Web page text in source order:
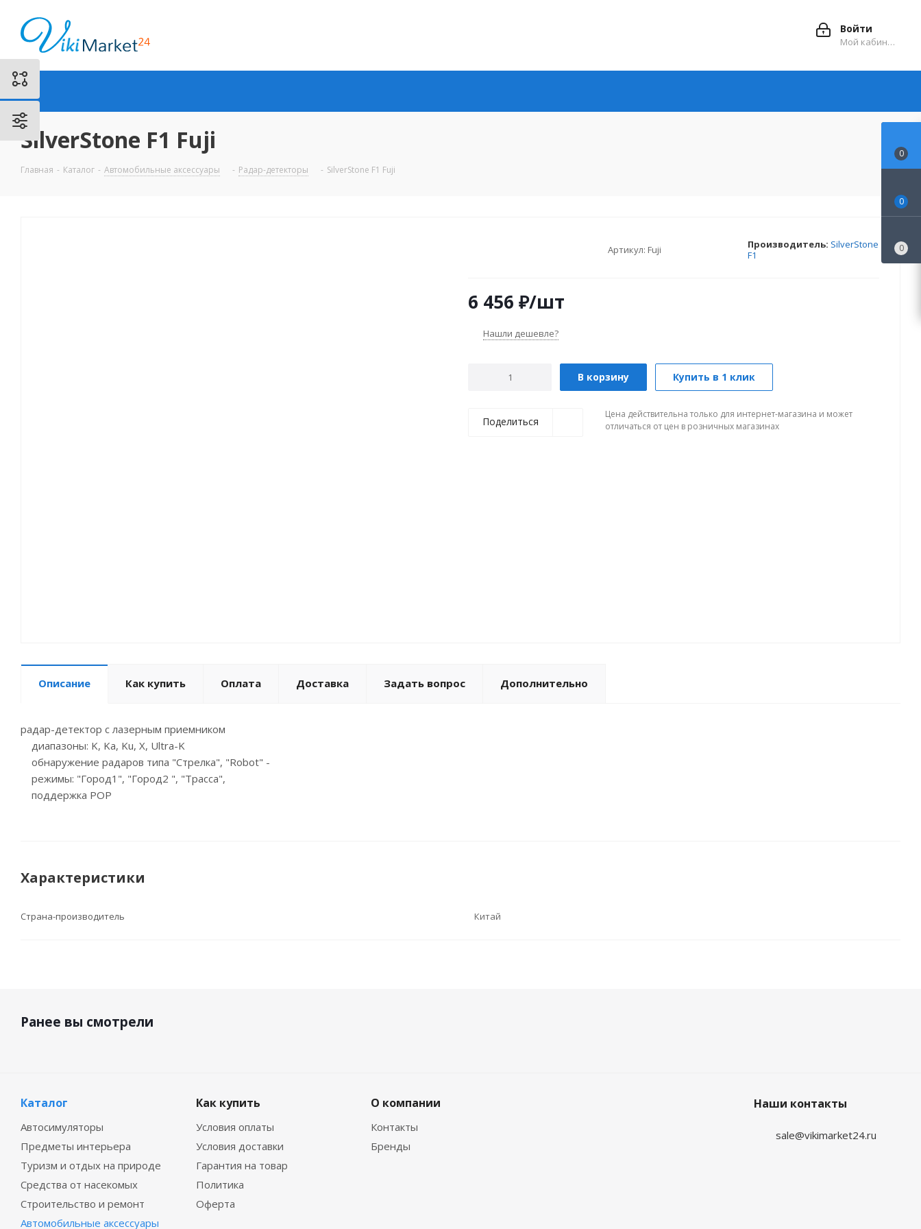
Войти
Мой кабинет
SilverStone F1 Fuji
Главная - Каталог - Автомобильные аксессуары - Радар-детекторы - SilverStone F1 Fuji
Артикул: Fuji Производитель: SilverStone
F1
6 456 ₽/шт
Нашли дешевле?
В корзину Купить в 1 клик
Поделиться
Цена действительна только для интернет-магазина и может
отличаться от цен в розничных магазинах
Описание Как купить Оплата Доставка Задать вопрос Дополнительно
радар-детектор с лазерным приемником
диапазоны: K, Ka, Ku, X, Ultra-K
обнаружение радаров типа "Стрелка", "Robot" -
режимы: "Город1", "Город2 ", "Трасса",
поддержка POP
Характеристики
Страна-производитель Китай
Ранее вы смотрели
Каталог
Автосимуляторы
Предметы интерьера
Туризм и отдых на природе
Средства от насекомых
Строительство и ремонт
Автомобильные аксессуары
Как купить
Условия оплаты
Условия доставки
Гарантия на товар
Политика
Оферта
О компании
Контакты
Бренды
Наши контакты
sale@vikimarket24.ru
0
0
0